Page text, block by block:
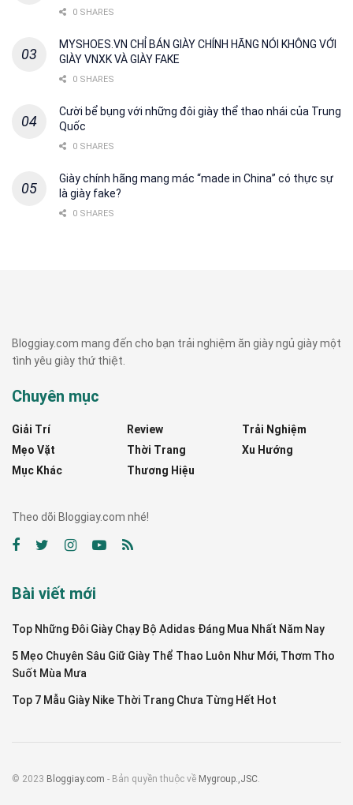
0 SHARES
MYSHOES.VN CHỈ BÁN GIÀY CHÍNH HÃNG NÓI KHÔNG VỚI
GIÀY VNXK VÀ GIÀY FAKE
0 SHARES
Cười bể bụng với những đôi giày thể thao nhái của Trung
Quốc
0 SHARES
Giày chính hãng mang mác “made in China” có thực sự
là giày fake?
0 SHARES
Bloggiay.com mang đến cho bạn trải nghiệm ăn giày ngủ giày một
tình yêu giày thứ thiệt.
Chuyên mục
Giải Trí
Mẹo Vặt
Mục Khác
Review
Thời Trang
Thương Hiệu
Trải Nghiệm
Xu Hướng
Theo dõi Bloggiay.com nhé!
Bài viết mới
Top Những Đôi Giày Chạy Bộ Adidas Đáng Mua Nhất Năm Nay
5 Mẹo Chuyên Sâu Giữ Giày Thể Thao Luôn Như Mới, Thơm Tho
Suốt Mùa Mưa
Top 7 Mẫu Giày Nike Thời Trang Chưa Từng Hết Hot
© 2023 Bloggiay.com - Bản quyền thuộc về Mygroup.,JSC.